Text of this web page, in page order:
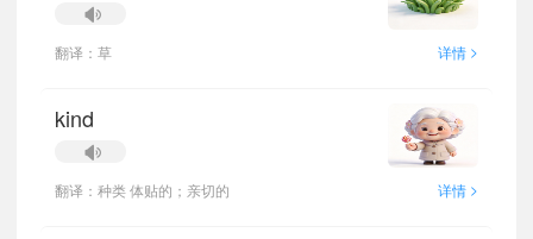
翻译：草 详情 >
kind
翻译：种类 体贴的；亲切的 详情 >